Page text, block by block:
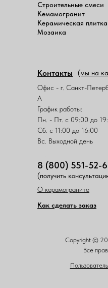
Copyright ©
Все
Строительные смеси
Кемамогранит
Керамическая плитка
Мозаика
Контакты
Офис - г. Санкт-
А
График работы:
Пн. - Пт. с 09:00 до
Сб. с 11:00 до 16:00
Вс. Выходной день
8 (800) 551-52-
(мы на
(получить
О керамограните
Как сделать заказ